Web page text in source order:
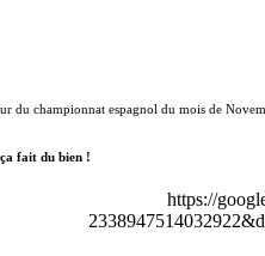
du championnat espagnol du mois de
ça fait du bien !
https://